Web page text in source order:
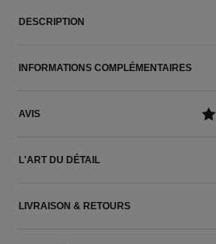
DESCRIPTION
INFORMATIONS COMPLÉMENTAIRES
AVIS
L'ART DU DÉTAIL
LIVRAISON & RETOURS